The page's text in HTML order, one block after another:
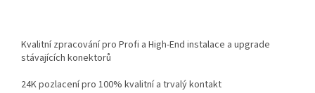
Kvalitní zpracování pro Profi a High-End instalace a upgrade
stávajících konektorů
24K pozlacení pro 100% kvalitní a trvalý kontakt